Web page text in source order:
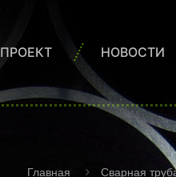
ПРОЕКТ НОВОСТИ
Главная Сварная